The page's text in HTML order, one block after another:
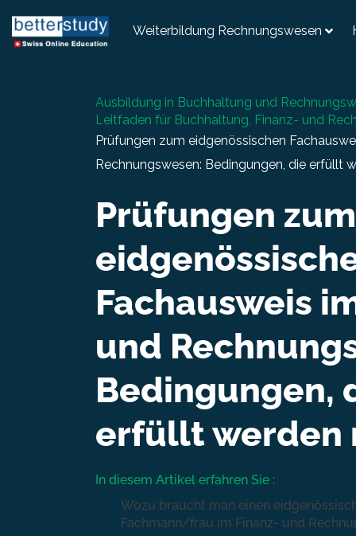
Weiterbildung Rechnungswesen
Ausbildung in Buchhaltung und
Leitfaden für Buchhaltung, Finanz- und
Prüfungen zum eidgenössischen
Rechnungswesen: Bedingungen, die erfüllt
Prüfungen zum
Fachausweis
und
Bedingungen,
erfüllt werden
In diesem Artikel erfahren Sie :
Wozu braucht man einen
Fachmann/frau im Finanz- und